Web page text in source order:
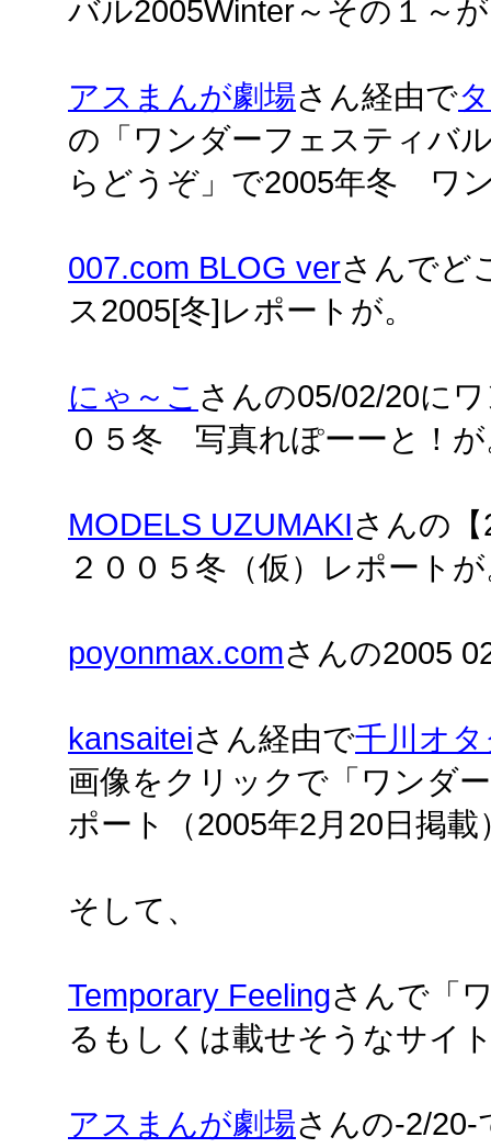
バル2005Winter～その１～
アスまんが劇場さん経由で
の「ワンダーフェスティバ
らどうぞ」で2005年冬 ワ
007.com BLOG verさんでど
ス2005[冬]レポートが。
にゃ～こ さんの05/02/20に
０５冬 写真れぽーーと！が
MODELS UZUMAKIさんの
２００５冬（仮）レポート
poyonmax.comさんの2005
kansaiteiさん経由で千川オ
画像をクリックで「ワンダ
ポート（2005年2月20日掲載
そして、
Temporary Feelingさんで「
るもしくは載せそうなサイ
アスまんが劇場さんの-2/